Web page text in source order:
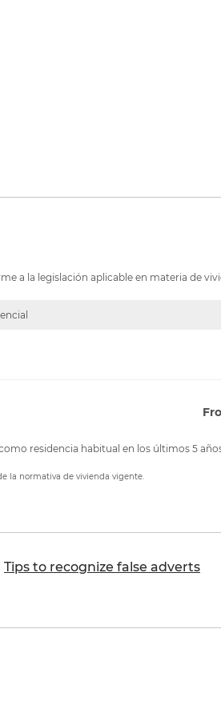
a la legislación aplicable en materia de
residencia habitual en los últimos 5
la normativa de vivienda vigente.
Tips to recognize false adverts